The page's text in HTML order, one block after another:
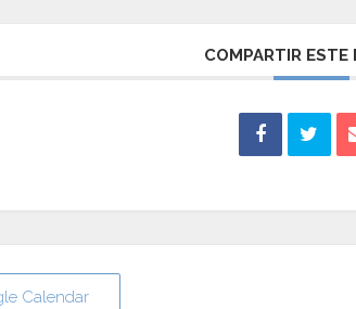
COMPARTIR ESTE
Calendar